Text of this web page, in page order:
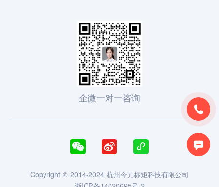


企微一对一咨询
  
Copyright © 2014-2024 杭州今元标矩科技有限公司